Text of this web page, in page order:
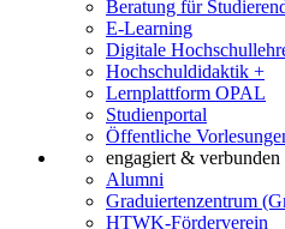
Beratung für
E-Learning
Digitale
Hochschuldidaktik +
Lernplattform OPAL
Studienportal
Öffentliche
engagiert & verbunden
Alumni
Graduiertenzentrum
HTWK-Förderverein